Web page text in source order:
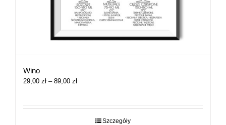
Wino
29,00 zł – 89,00 złZakres
29,00 zł
Szczegóły